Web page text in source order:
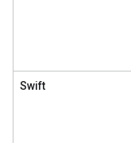
Swift